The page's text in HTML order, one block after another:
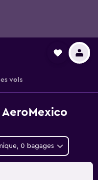
vols
AeroMexico
0 bagages